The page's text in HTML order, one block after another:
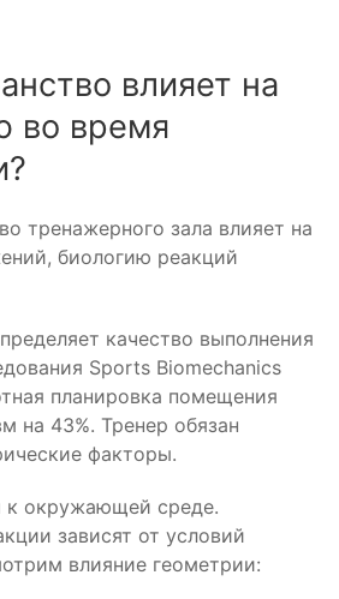
влияет на
во время
тренажерного зала влияет на
биологию реакций
качество выполнения
Sports Biomechanics
планировка помещения
на 43%. Тренер обязан
факторы.
к окружающей среде.
зависят от условий
влияние геометрии: